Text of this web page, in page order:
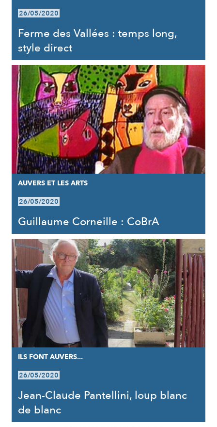
26/05/2020
Ferme des Vallées : temps long,
style direct
AUVERS ET LES ARTS
26/05/2020
Guillaume Corneille : CoBrA
ILS FONT AUVERS...
26/05/2020
Jean-Claude Pantellini, loup blanc
de blanc